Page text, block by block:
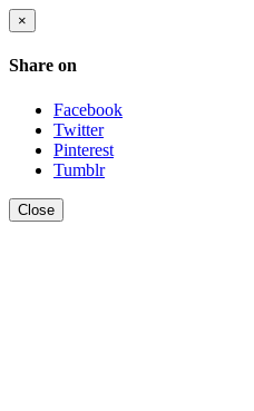
×
Share on
Facebook
Twitter
Pinterest
Tumblr
Close